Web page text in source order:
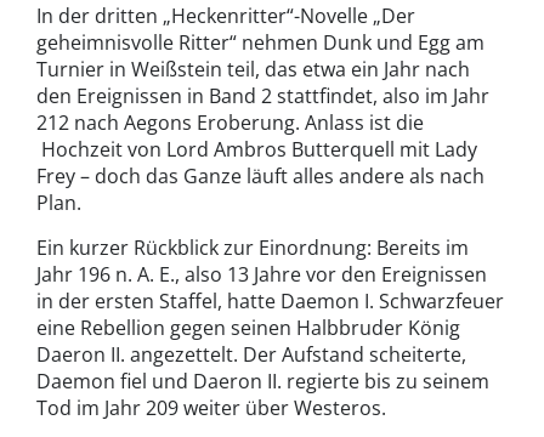
In der dritten „Heckenritter“-Novelle „Der
geheimnisvolle Ritter“ nehmen Dunk und Egg am
Turnier in Weißstein teil, das etwa ein Jahr nach
den Ereignissen in Band 2 stattfindet, also im Jahr
212 nach Aegons Eroberung. Anlass ist die
Hochzeit von Lord Ambros Butterquell mit Lady
Frey – doch das Ganze läuft alles andere als nach
Plan.
Ein kurzer Rückblick zur Einordnung: Bereits im
Jahr 196 n. A. E., also 13 Jahre vor den Ereignissen
in der ersten Staffel, hatte Daemon I. Schwarzfeuer
eine Rebellion gegen seinen Halbbruder König
Daeron II. angezettelt. Der Aufstand scheiterte,
Daemon fiel und Daeron II. regierte bis zu seinem
Tod im Jahr 209 weiter über Westeros.